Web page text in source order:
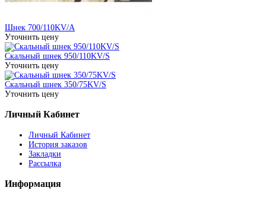
Шнек 700/110KV/A
Уточнить цену
Скальный шнек 950/110KV/S
Уточнить цену
Скальный шнек 350/75KV/S
Уточнить цену
Личный Кабинет
Личный Кабинет
История заказов
Закладки
Рассылка
Информация